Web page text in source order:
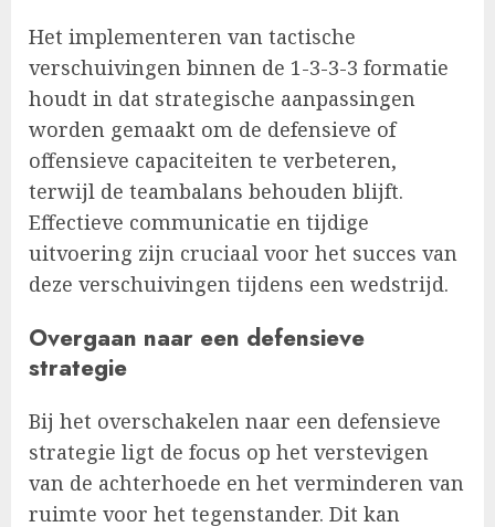
Het implementeren van tactische
verschuivingen binnen de 1-3-3-3 formatie
houdt in dat strategische aanpassingen
worden gemaakt om de defensieve of
offensieve capaciteiten te verbeteren,
terwijl de teambalans behouden blijft.
Effectieve communicatie en tijdige
uitvoering zijn cruciaal voor het succes van
deze verschuivingen tijdens een wedstrijd.
Overgaan naar een defensieve
strategie
Bij het overschakelen naar een defensieve
strategie ligt de focus op het verstevigen
van de achterhoede en het verminderen van
ruimte voor het tegenstander. Dit kan